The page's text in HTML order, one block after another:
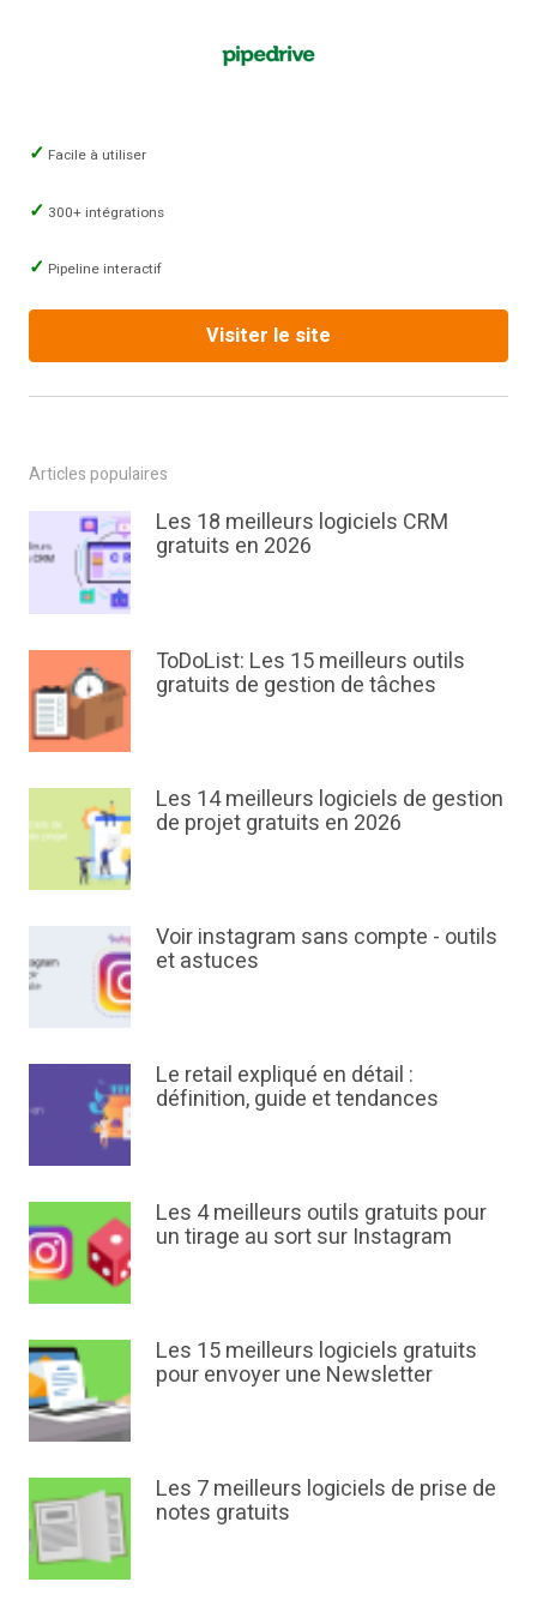
Facile à utiliser
300+ intégrations
Pipeline interactif
Visiter le site
Articles populaires
Les 18 meilleurs logiciels CRM
gratuits en 2026
ToDoList: Les 15 meilleurs outils
gratuits de gestion de tâches
Les 14 meilleurs logiciels de gestion
de projet gratuits en 2026
Voir instagram sans compte - outils
et astuces
Le retail expliqué en détail :
définition, guide et tendances
Les 4 meilleurs outils gratuits pour
un tirage au sort sur Instagram
Les 15 meilleurs logiciels gratuits
pour envoyer une Newsletter
Les 7 meilleurs logiciels de prise de
notes gratuits